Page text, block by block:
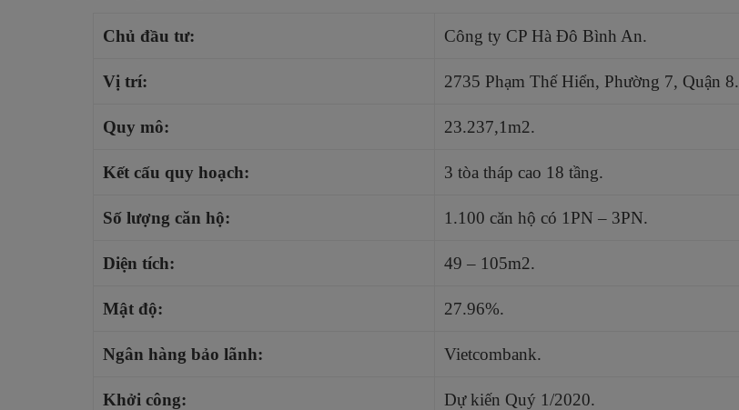
Chủ đầu tư: Công ty CP Hà Đô Bình An.
Vị trí: 2735 Phạm Thế Hiển, Phường 7, Quận 8.
Quy mô: 23.237,1m2.
Kết cấu quy hoạch: 3 tòa tháp cao 18 tầng.
Số lượng căn hộ: 1.100 căn hộ có 1PN – 3PN.
Diện tích: 49 – 105m2.
Mật độ: 27.96%.
Ngân hàng bảo lãnh: Vietcombank.
Khởi công: Dự kiến Quý 1/2020.